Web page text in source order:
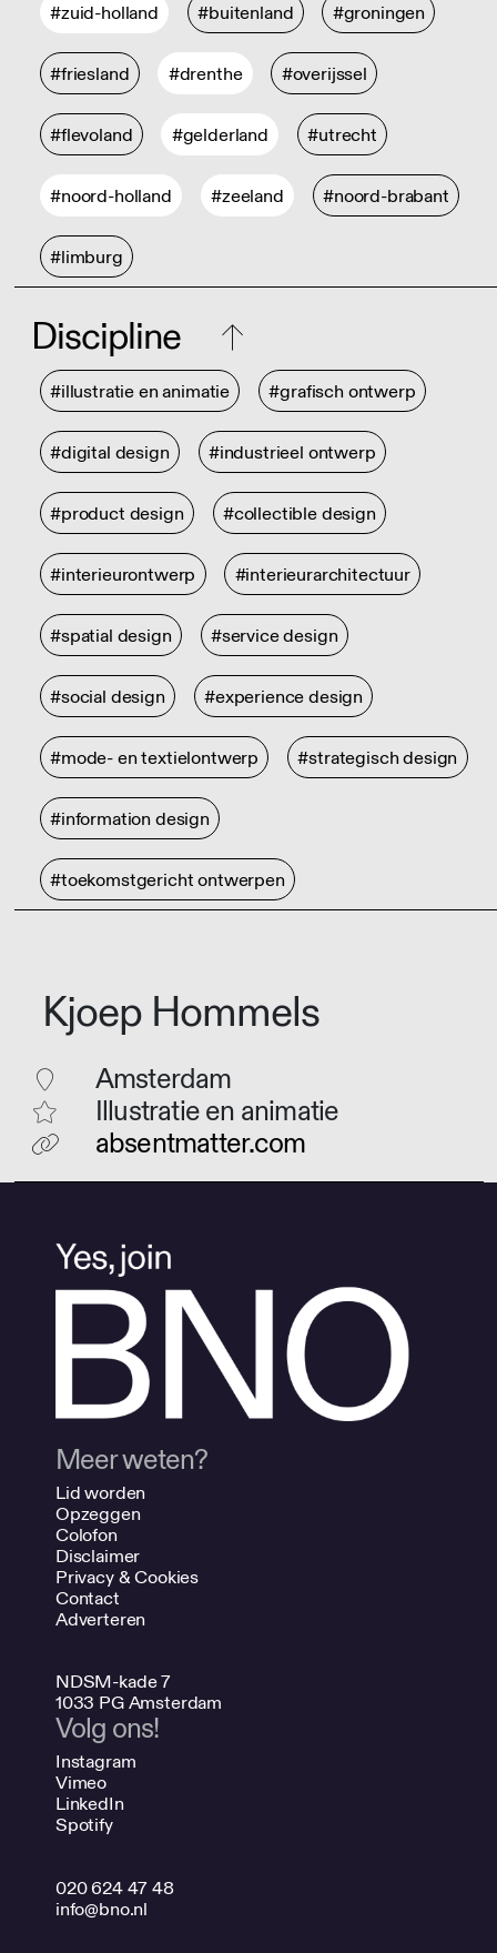
#zuid-holland #buitenland #groningen
#friesland #drenthe #overijssel
#flevoland #gelderland #utrecht
#noord-holland #zeeland #noord-brabant
#limburg
Discipline
#illustratie en animatie #grafisch ontwerp
#digital design #industrieel ontwerp
#product design #collectible design
#interieurontwerp #interieurarchitectuur
#spatial design #service design
#social design #experience design
#mode- en textielontwerp #strategisch design
#information design
#toekomstgericht ontwerpen
Kjoep Hommels
Amsterdam
Illustratie en animatie
absentmatter.com
Meer weten?
Lid worden
Opzeggen
Colofon
Disclaimer
Privacy & Cookies
Contact
Adverteren
NDSM-kade 7
1033 PG Amsterdam
Volg ons!
Instagram
Vimeo
LinkedIn
Spotify
020 624 47 48
info@bno.nl